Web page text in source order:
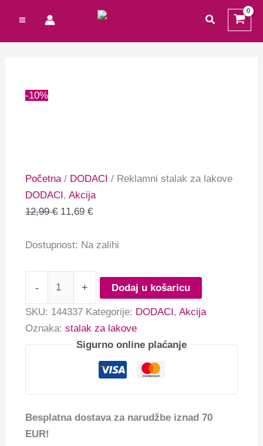
sadržaj
traži
-10%
Početna / DODACI / Reklamni stalak za lakove
DODACI,Akcija
12,99€
bila
11,69€
Trenutna
je:
Dostupnost: Na zalihi
-
stalak
za
+ Dodaj u košaricu
SKU: 144337 Kategorije: DODACI,Akcija
Oznaka:stalak za lakove
Sigurno online plaćanje
Besplatna dostava za narudžbe iznad 70
EUR!
Total: